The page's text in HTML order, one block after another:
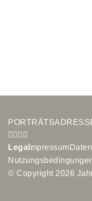
PORTRÄTS
Legal:Impressum
© Copyright 2026